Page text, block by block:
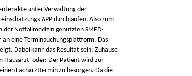
unter Verwaltung der
APP durchlaufen. Also zum
der Notfallmedizin genutzten SMED-
eine Terminbuchungsplattform. Das
Dabei kann das Resultat sein: Zuhause
Hausarzt, oder: Der Patient wird zur
Facharzttermin zu besorgen. Da die